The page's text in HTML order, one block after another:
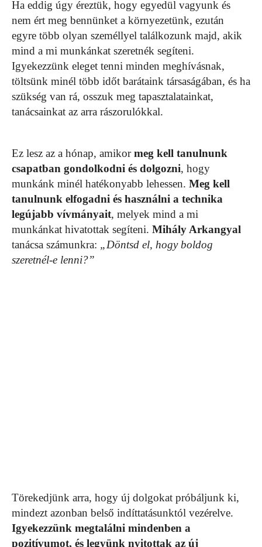
Ha eddig úgy éreztük, hogy egyedül vagyunk és
nem ért meg bennünket a környezetünk, ezután
egyre több olyan személlyel találkozunk majd, akik
mind a mi munkánkat szeretnék segíteni.
Igyekezzünk eleget tenni minden meghívásnak,
töltsünk minél több időt barátaink társaságában, és ha
szükség van rá, osszuk meg tapasztalatainkat,
tanácsainkat az arra rászorulókkal.
Ez lesz az a hónap, amikormeg kell tanulnunk
csapatban gondolkodni és dolgozni, hogy
munkánk minél hatékonyabb lehessen. Meg kell
tanulnunk elfogadni és használni a technika
legújabb vívmányait, melyek mind a mi
munkánkat hivatottak segíteni. Mihály Arkangyal
tanácsa számunkra: „Döntsd el, hogy boldog
szeretnél-e lenni?”
Törekedjünk arra, hogy új dolgokat próbáljunk ki,
mindezt azonban belső indíttatásunktól vezérelve.
Igyekezzünk megtalálni mindenben a
pozitívumot, és legyünk nyitottak az új